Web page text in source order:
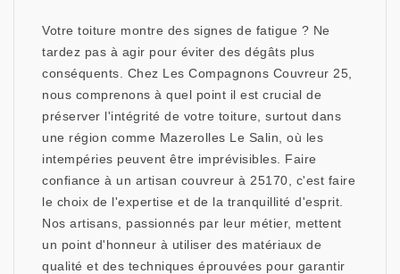
Votre toiture montre des signes de fatigue ? Ne
tardez pas à agir pour éviter des dégâts plus
conséquents. Chez Les Compagnons Couvreur 25,
nous comprenons à quel point il est crucial de
préserver l'intégrité de votre toiture, surtout dans
une région comme Mazerolles Le Salin, où les
intempéries peuvent être imprévisibles. Faire
confiance à un artisan couvreur à 25170, c'est faire
le choix de l'expertise et de la tranquillité d'esprit.
Nos artisans, passionnés par leur métier, mettent
un point d'honneur à utiliser des matériaux de
qualité et des techniques éprouvées pour garantir